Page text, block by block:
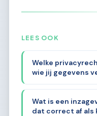
LEES OOK
Welke
wie jij gegevens
Wat is een
dat correct af als